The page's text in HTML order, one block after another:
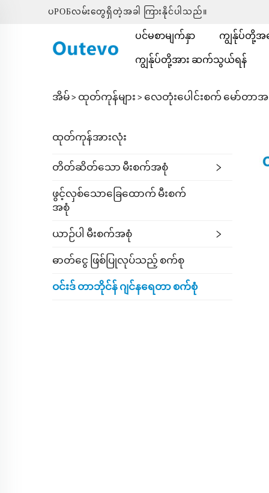
ပРОБလမ်းတွေရှိတဲ့အခါ ကြားနိုင်ပါသည်။
ပင်မစာမျက်နှာ ကျွန်ုပ်တို့အ
ကျွန်ုပ်တို့အား ဆက်သွယ်ရန်
အိမ် > ထုတ်ကုန်များ > လေတုံးပေါင်းစက် မော်တာ
ထုတ်ကုန်အားလုံး
တိတ်ဆိတ်သော မီးစက်အစုံ
ဖွင့်လှစ်သောခြေထောက် မီးစက်
အစုံ
ယာဉ်ပါ မီးစက်အစုံ
ဓာတ်ငွေ ဖြစ်ပြုလုပ်သည့် စက်စု
ဝင်းဒ် တာဘိုင်န် ဂျင်နရေတာ စက်စုံ